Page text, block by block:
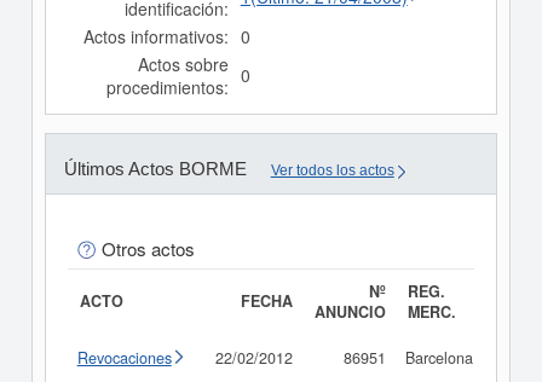
identificación:
Actos informativos: 0
Actos sobre
procedimientos: 0
Últimos Actos BORME Ver todos los actos
Otros actos
ACTO FECHA
Nº
ANUNCIO
REG.
MERC.
Revocaciones 22/02/2012 86951 Barcelona